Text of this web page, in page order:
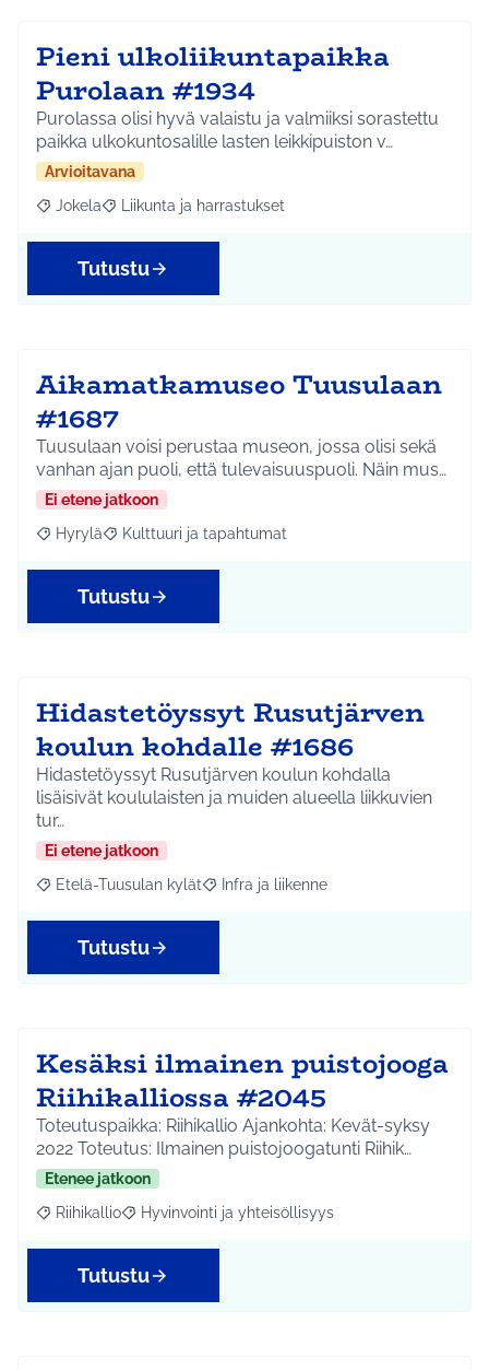
Pieni ulkoliikuntapaikka
Purolaan #1934
Purolassa olisi hyvä valaistu ja valmiiksi sorastettu
paikka ulkokuntosalille lasten leikkipuiston v…
Arvioitavana
Rajaa tulokset aihepiirin mukaan: Jokela
Jokela Rajaa tulokset teeman mukaan: Liikunta ja
Liikunta ja harrastukset
Tutustu
Aikamatkamuseo Tuusulaan
#1687
Tuusulaan voisi perustaa museon, jossa olisi sekä
vanhan ajan puoli, että tulevaisuuspuoli. Näin mus…
Ei etene jatkoon
Rajaa tulokset aihepiirin mukaan: Hyrylä
Hyrylä Rajaa tulokset teeman mukaan: Kulttuuri ja
Kulttuuri ja tapahtumat
Tutustu
Hidastetöyssyt Rusutjärven
koulun kohdalle #1686
Hidastetöyssyt Rusutjärven koulun kohdalla
lisäisivät koululaisten ja muiden alueella liikkuvien
tur…
Ei etene jatkoon
Rajaa tulokset aihepiirin mukaan: Etelä-Tuusulan kylät
Etelä-Tuusulan kylät Rajaa tulokset teeman mukaan: Infra ja
Infra ja liikenne
Tutustu
Kesäksi ilmainen puistojooga
Riihikalliossa #2045
Toteutuspaikka: Riihikallio Ajankohta: Kevät-syksy
2022 Toteutus: Ilmainen puistojoogatunti Riihik…
Etenee jatkoon
Rajaa tulokset aihepiirin mukaan: Riihikallio
Riihikallio Rajaa tulokset teeman mukaan: Hyvinvointi ja
Hyvinvointi ja yhteisöllisyys
Tutustu